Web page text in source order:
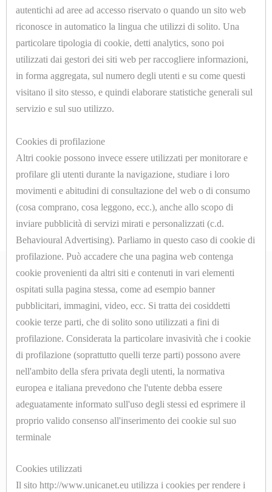
IMBOTTITURE
TAGLIATE
SAGOMA
IMPIANTISTICA,
CAVI,
TUBI
GUAINE
MANOMETRI
MICROINTERRUTTORI
MOLLE
PARTI
DI
RICAMBIO
PER
MACCHINE
DA
PISTOLE
U7017.B
ADATTATORE CILINDRICO 1/8 Ø=6mm.
<< < 1
ABOUT
Azienda
Contatti
SHOP ONLINE
Cookyes
autentichi ad aree ad accesso riservato o quando un sito web
riconosce in automatico la lingua che utilizzi di solito. Una
particolare tipologia di cookie, detti analytics, sono poi
utilizzati dai gestori dei siti web per raccogliere informazioni,
in forma aggregata, sul numero degli utenti e su come questi
visitano il sito stesso, e quindi elaborare statistiche generali sul
servizio e sul suo utilizzo.
Cookies di profilazione
Altri cookie possono invece essere utilizzati per monitorare e
profilare gli utenti durante la navigazione, studiare i loro
movimenti e abitudini di consultazione del web o di consumo
(cosa comprano, cosa leggono, ecc.), anche allo scopo di
inviare pubblicità di servizi mirati e personalizzati (c.d.
Behavioural Advertising). Parliamo in questo caso di cookie di
profilazione. Può accadere che una pagina web contenga
cookie provenienti da altri siti e contenuti in vari elementi
ospitati sulla pagina stessa, come ad esempio banner
pubblicitari, immagini, video, ecc. Si tratta dei cosiddetti
cookie terze parti, che di solito sono utilizzati a fini di
profilazione. Considerata la particolare invasività che i cookie
di profilazione (soprattutto quelli terze parti) possono avere
nell'ambito della sfera privata degli utenti, la normativa
europea e italiana prevedono che l'utente debba essere
adeguatamente informato sull'uso degli stessi ed esprimere il
proprio valido consenso all'inserimento dei cookie sul suo
terminale
Cookies utilizzati
Il sito http://www.unicanet.eu utilizza i cookies per rendere i